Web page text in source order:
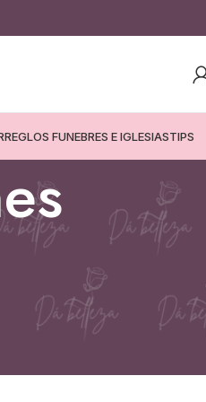
FUNEBRES E IGLESIASTIPS